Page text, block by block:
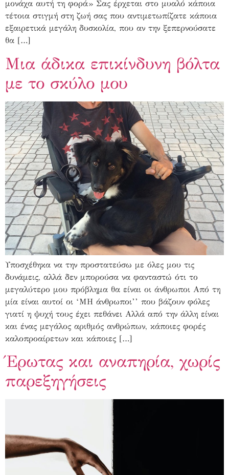
μονάχα αυτή τη φορά» Σας έρχεται στο μυαλό κάποια
τέτοια στιγμή στη ζωή σας που αντιμετωπίζατε κάποια
εξαιρετικά μεγάλη δυσκολία, που αν την ξεπερνούσατε
θα […]
Μια άδικα επικίνδυνη βόλτα
με το σκύλο μου
Υποσχέθηκα να την προστατεύσω με όλες μου τις
δυνάμεις, αλλά δεν μπορούσα να φανταστώ ότι το
μεγαλύτερο μου πρόβλημα θα είναι οι άνθρωποι Από τη
μία είναι αυτοί οι ‘ΜΗ άνθρωποι’’ που βάζουν φόλες
γιατί η ψυχή τους έχει πεθάνει Αλλά από την άλλη είναι
και ένας μεγάλος αριθμός ανθρώπων, κάποιες φορές
καλοπροαίρετων και κάποιες […]
Έρωτας και αναπηρία, χωρίς
παρεξηγήσεις